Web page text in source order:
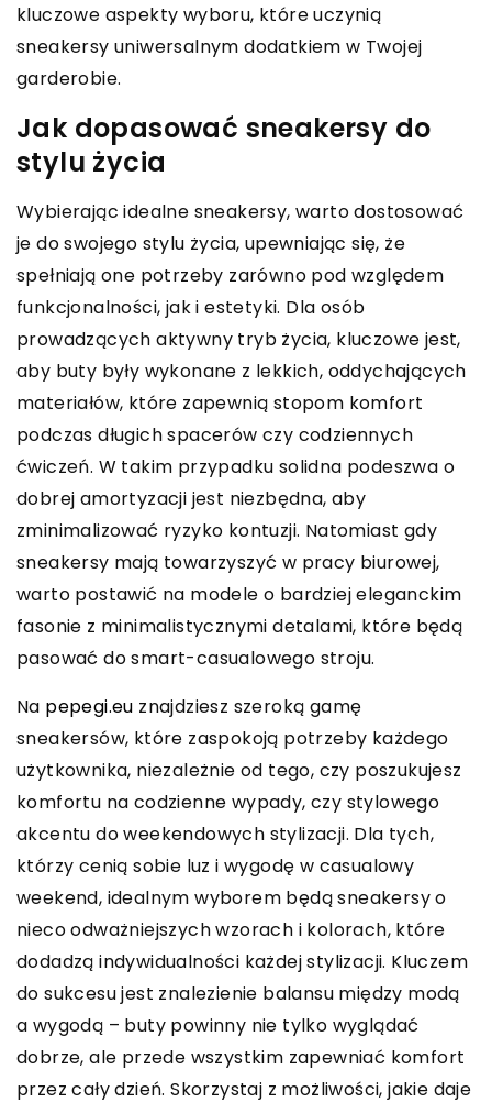
kluczowe aspekty wyboru, które uczynią
sneakersy uniwersalnym dodatkiem w Twojej
garderobie.
Jak dopasować sneakersy do
stylu życia
Wybierając idealne sneakersy, warto dostosować
je do swojego stylu życia, upewniając się, że
spełniają one potrzeby zarówno pod względem
funkcjonalności, jak i estetyki. Dla osób
prowadzących aktywny tryb życia, kluczowe jest,
aby buty były wykonane z lekkich, oddychających
materiałów, które zapewnią stopom komfort
podczas długich spacerów czy codziennych
ćwiczeń. W takim przypadku solidna podeszwa o
dobrej amortyzacji jest niezbędna, aby
zminimalizować ryzyko kontuzji. Natomiast gdy
sneakersy mają towarzyszyć w pracy biurowej,
warto postawić na modele o bardziej eleganckim
fasonie z minimalistycznymi detalami, które będą
pasować do smart-casualowego stroju.
Na pepegi.eu znajdziesz szeroką gamę
sneakersów, które zaspokoją potrzeby każdego
użytkownika, niezależnie od tego, czy poszukujesz
komfortu na codzienne wypady, czy stylowego
akcentu do weekendowych stylizacji. Dla tych,
którzy cenią sobie luz i wygodę w casualowy
weekend, idealnym wyborem będą sneakersy o
nieco odważniejszych wzorach i kolorach, które
dodadzą indywidualności każdej stylizacji. Kluczem
do sukcesu jest znalezienie balansu między modą
a wygodą – buty powinny nie tylko wyglądać
dobrze, ale przede wszystkim zapewniać komfort
przez cały dzień. Skorzystaj z możliwości, jakie daje